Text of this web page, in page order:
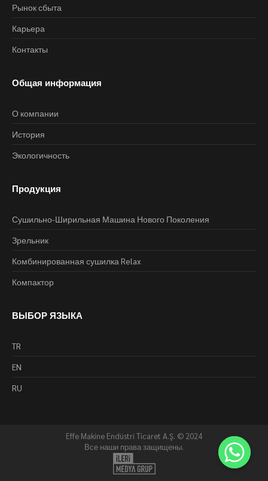
Рынок сбыта
Карьера
Контакты
Общая информация
О компании
История
Экологичность
Продукция
Сушильно-Ширильная Машина Нового Поколения
Зрельник
Комбинированная сушилка Relax
Компактор
ВЫБОР ЯЗЫКА
TR
EN
RU
Effe Makine Endüstri Ticaret A.Ş. © 2024
Все наши права защищены.